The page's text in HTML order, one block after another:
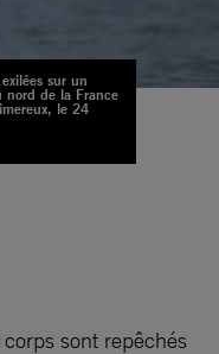
sur un
nord de la France
le 24
sont repêchés